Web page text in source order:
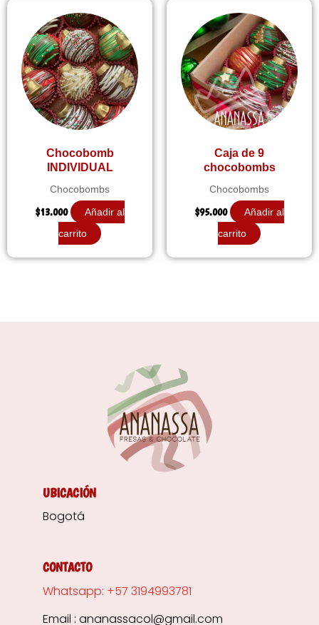
Chocobomb
INDIVIDUAL
Chocobombs
$13.000
Añadir al
carrito
Caja de 9
chocobombs
Chocobombs
$95.000
Añadir al
carrito
UBICACIÓN
Bogotá
CONTACTO
Whatsapp: +57 3194993781
Email : ananassacol@gmail.com